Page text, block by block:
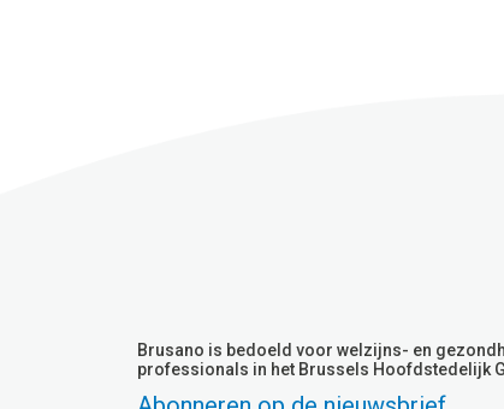
Brusano is bedoeld voor welzijns- en
professionals in het Brussels Hoofdstedelijk